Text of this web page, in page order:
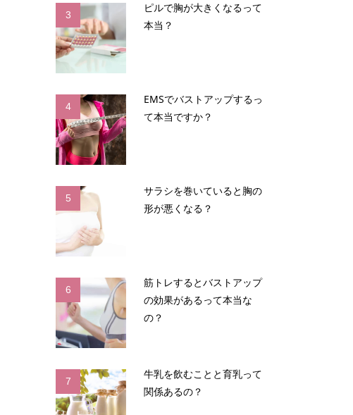
3
ピルで胸が大きくなるって
本当？
4
EMSでバストアップするっ
て本当ですか？
5
サラシを巻いていると胸の
形が悪くなる？
6
筋トレするとバストアップ
の効果があるって本当な
の？
7
牛乳を飲むことと育乳って
関係あるの？